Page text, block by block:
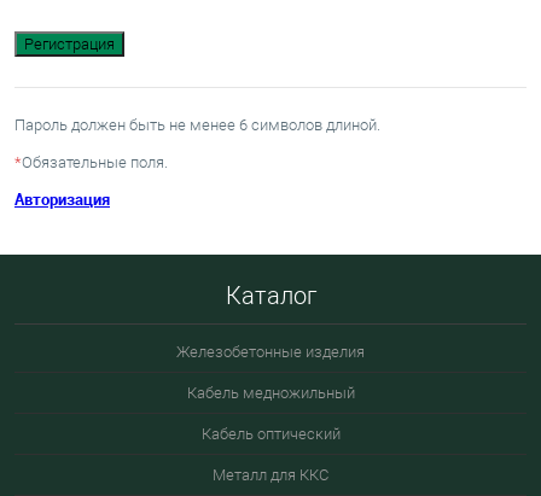
Пароль должен быть не менее 6 символов длиной.
*Обязательные поля.
Авторизация
Каталог
Железобетонные изделия
Кабель медножильный
Кабель оптический
Металл для ККС